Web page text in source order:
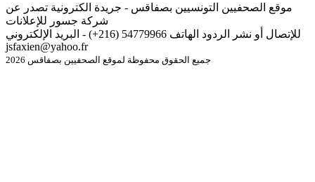
موقع الصحفيين التونسيين بصفاقس - جريدة الكترونية تصدر عن
شركة جسور للإعلانات
للإتصال أو نشر الردود الهاتف 54779966 (216+) - البريد الإلكتروني
jsfaxien@yahoo.fr
جميع الحقوق محفوظة لموقع الصحفيين بصفاقس 2026